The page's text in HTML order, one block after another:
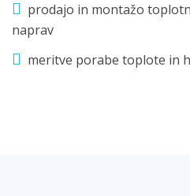
prodajo in montažo
naprav
meritve porabe toplote in